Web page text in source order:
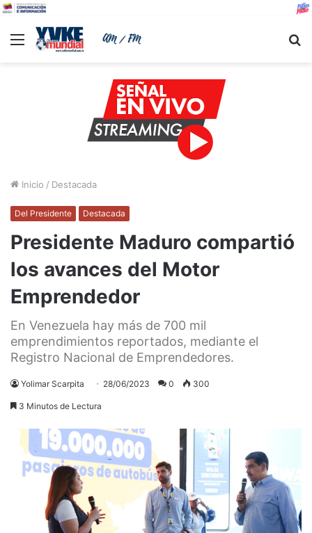
Menu
Inicio / Destacada
Del Presidente Destacada
Presidente Maduro compartió
los avances del Motor
Emprendedor
En Venezuela hay más de 700 mil
emprendimientos reportados, mediante el
Registro Nacional de Emprendedores.
Yolimar Scarpita 28/06/2023 0 300
3 Minutos de Lectura